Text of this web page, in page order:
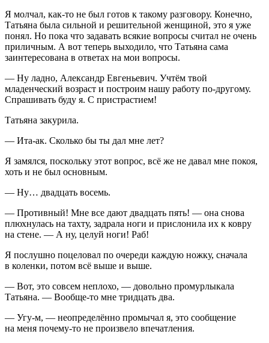
Я молчал, как-то не был готов к такому разговору. Конечно,
Татьяна была сильной и решительной женщиной, это я уже
понял. Но пока что задавать всякие вопросы считал не очень
приличным. А вот теперь выходило, что Татьяна сама
заинтересована в ответах на мои вопросы.
— Ну ладно, Александр Евгеньевич. Учтём твой
младенческий возраст и построим нашу работу по-другому.
Спрашивать буду я. С пристрастием!
Татьяна закурила.
— Ита-ак. Сколько бы ты дал мне лет?
Я замялся, поскольку этот вопрос, всё же не давал мне покоя,
хоть и не был основным.
— Ну… двадцать восемь.
— Противный! Мне все дают двадцать пять! — она снова
плюхнулась на тахту, задрала ноги и прислонила их к ковру
на стене. — А ну, целуй ноги! Раб!
Я послушно поцеловал по очереди каждую ножку, сначала
в коленки, потом всё выше и выше.
— Вот, это совсем неплохо, — довольно промурлыкала
Татьяна. — Вообще-то мне тридцать два.
— Угу-м, — неопределённо промычал я, это сообщение
на меня почему-то не произвело впечатления.